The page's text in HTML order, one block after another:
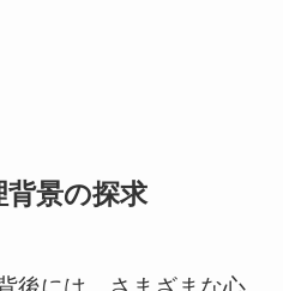
景の探求